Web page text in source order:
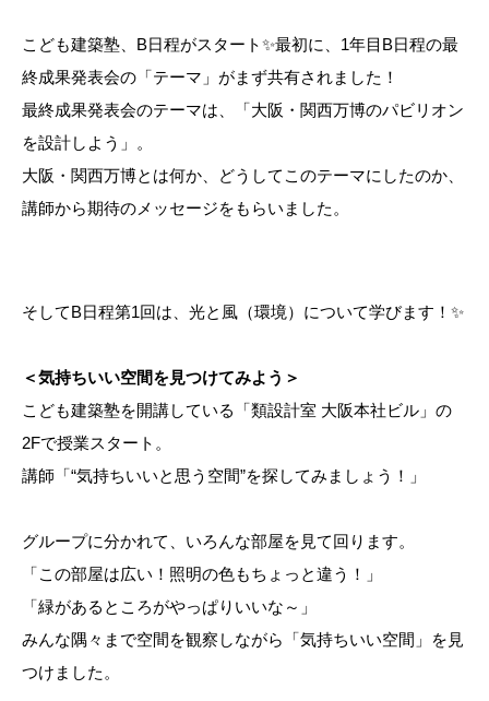
こども建築塾、B日程がスタート✨最初に、1年目B日程の最
終成果発表会の「テーマ」がまず共有されました！
最終成果発表会のテーマは、「大阪・関西万博のパビリオン
を設計しよう」。
大阪・関西万博とは何か、どうしてこのテーマにしたのか、
講師から期待のメッセージをもらいました。
そしてB日程第1回は、光と風（環境）について学びます！✨
＜気持ちいい空間を見つけてみよう＞
こども建築塾を開講している「類設計室 大阪本社ビル」の
2Fで授業スタート。
講師「“気持ちいいと思う空間”を探してみましょう！」
グループに分かれて、いろんな部屋を見て回ります。
「この部屋は広い！照明の色もちょっと違う！」
「緑があるところがやっぱりいいな～」
みんな隅々まで空間を観察しながら「気持ちいい空間」を見
つけました。